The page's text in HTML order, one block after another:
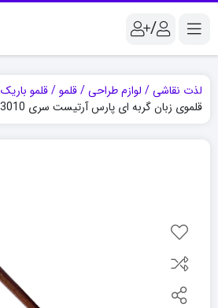
/
لذت نقاشی لوازم طراحی قلمو
قلمو باریک
قلموی زبان گربه ای پارس آرتیست سری 3010 شماره 6